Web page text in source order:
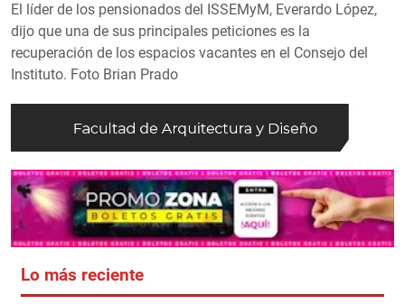
El líder de los pensionados del ISSEMyM, Everardo López,
dijo que una de sus principales peticiones es la
recuperación de los espacios vacantes en el Consejo del
Instituto. Foto Brian Prado
Lo más reciente